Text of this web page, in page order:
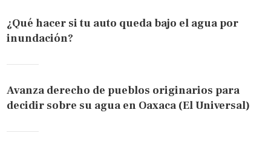
¿Qué hacer si tu auto queda bajo el agua por
inundación?
Avanza derecho de pueblos originarios para
decidir sobre su agua en Oaxaca (El Universal)